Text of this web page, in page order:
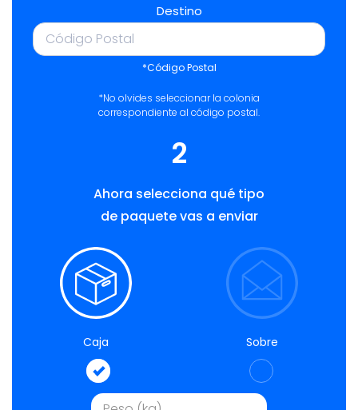
Destino
*Código Postal
*No olvides seleccionar la colonia
correspondiente al código postal.
2
Ahora selecciona qué tipo
de paquete vas a enviar
Caja Sobre